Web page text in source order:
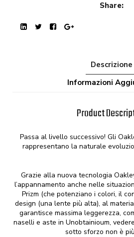
Share:
Descrizione
Informazioni
Product
Passa al livello successivo! Gli
rappresentano la naturale
Grazie alla nuova tecnologia
l’appannamento anche nelle
Prizm (che potenziano i colori, il
design (una lente più alta), al
garantisce massima leggerezza,
naselli e aste in Unobtainioum,
sotto sforzo non è